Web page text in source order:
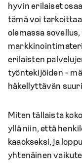
hyvin erilaiset
tämä voi
olemassa
erilaisten
työntekijöiden -
häkellyttävän
Miten tällaista
yllä niin, että
kaaokseksi, ja
yhtenäinen